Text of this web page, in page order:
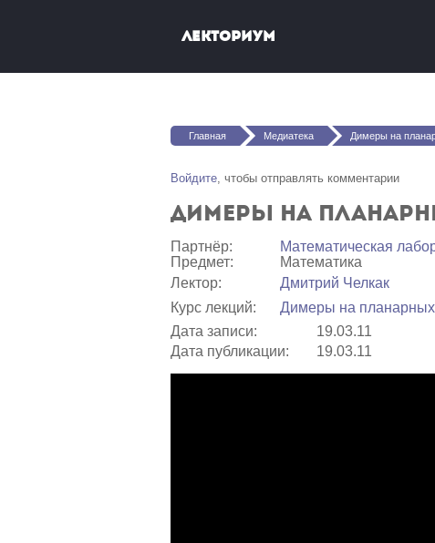
Лекториум
Вы здесь
Главная Медиатека Димеры на планарных
Войдите, чтобы отправлять комментарии
Димеры на
Партнёр:
Математичеcкая
Предмет:
Математика
Лектор:
Дмитрий Челкак
Курс лекций:
Димеры на
Дата записи:
19.03.11
Дата публикации:
19.03.11